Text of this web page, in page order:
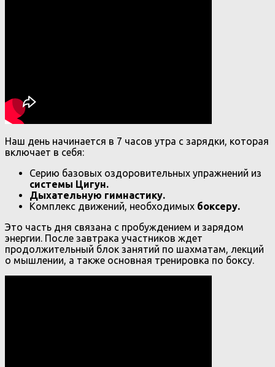
Наш день начинается в 7 часов утра с зарядки, которая
включает в себя:
Серию базовых оздоровительных упражнений из
системы Цигун.
Дыхательную гимнастику.
Комплекс движений, необходимых боксеру.
Это часть дня связана с пробуждением и зарядом
энергии. После завтрака участников ждет
продолжительный блок занятий по шахматам, лекций
о мышлении, а также основная тренировка по боксу.